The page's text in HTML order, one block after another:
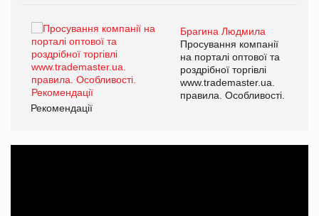
Брагина Людмила
Просування компанії
на порталі оптової та
роздрібної торгівлі
www.trademaster.ua.
правила. Особливості.
Рекомендації